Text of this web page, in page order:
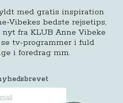
med gratis inspiration
Vibekes bedste rejsetips,
fra KLUB Anne Vibeke
tv-programmer i fuld
i foredrag mm.